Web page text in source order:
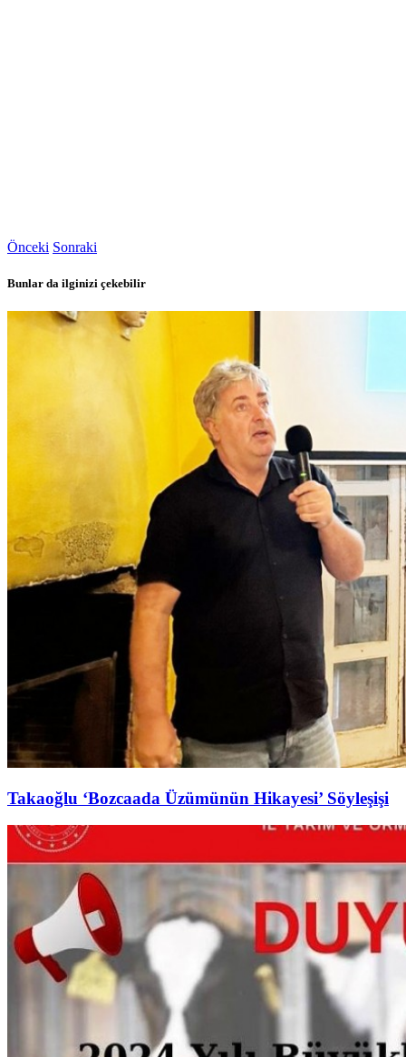
Önceki Sonraki
Bunlar da ilginizi çekebilir
Takaoğlu ‘Bozcaada Üzümünün Hikayesi’ Söyleşişi